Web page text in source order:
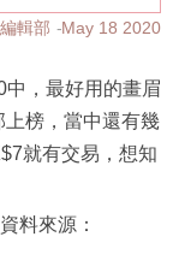
輯部 May 18 2020
中，最好用的畫眉
上榜，當中還有幾
就有交易，想知
料來源：